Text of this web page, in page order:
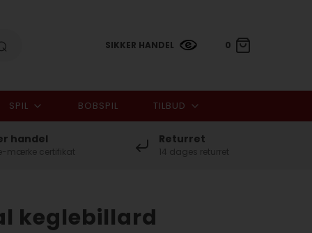
SIKKER HANDEL 0
0,00 DKK
SPIL BOBSPIL TILBUD
handel
mærke certifikat
Returret
14 dages returret
keglebillard